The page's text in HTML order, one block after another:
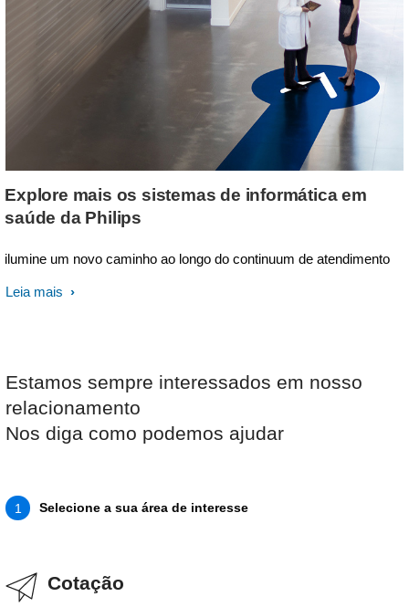
Explore mais os sistemas de informática em
saúde da Philips
ilumine um novo caminho ao longo do continuum de atendimento
Leia mais
Estamos sempre interessados em nosso
relacionamento
Nos diga como podemos ajudar
1 Selecione a sua área de interesse
Cotação